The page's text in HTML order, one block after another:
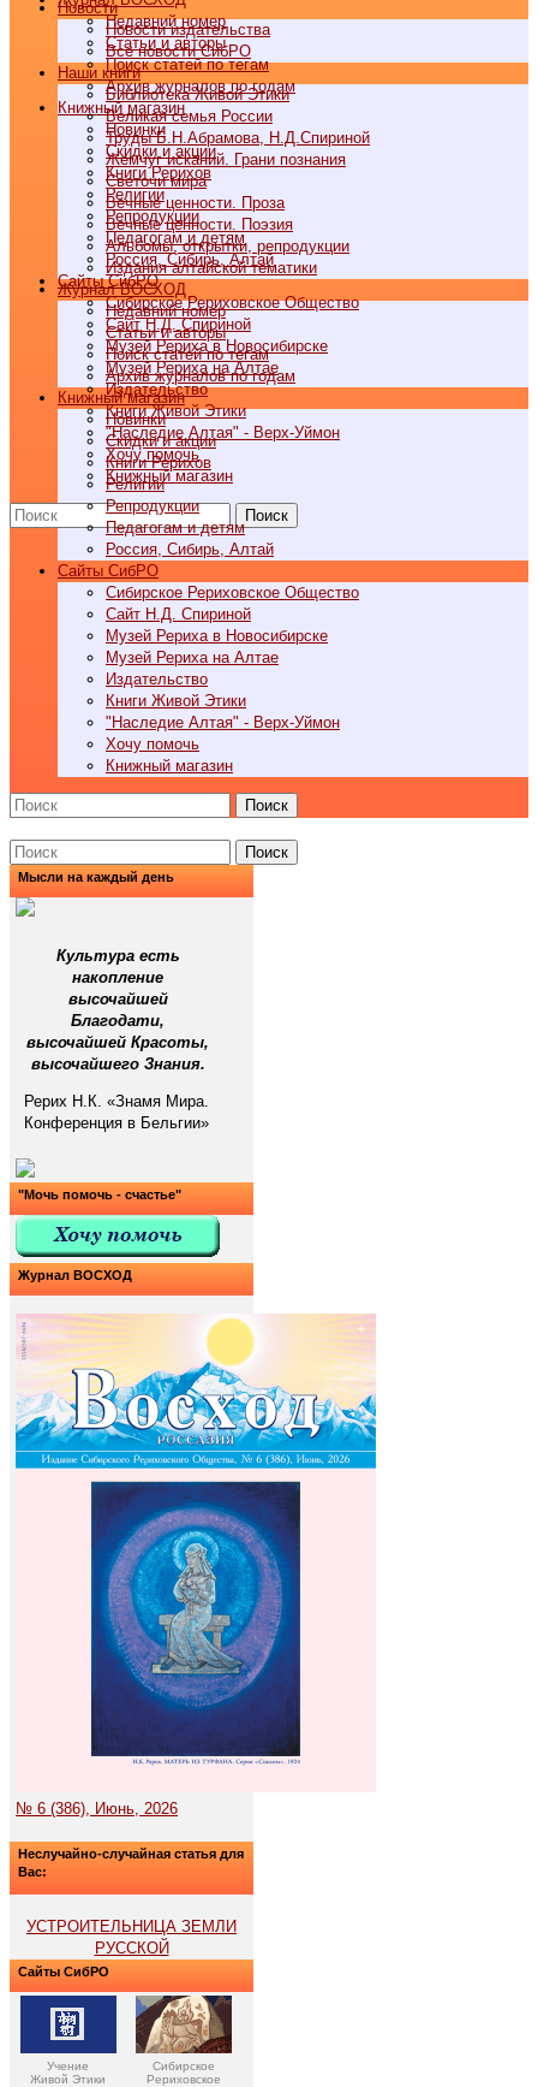
Недавний номер
Статьи и авторы
Поиск статей по тегам
Архив журналов по годам
Книжный магазин
Новинки
Скидки и акции
Книги Рерихов
Религии
Репродукции
Педагогам и детям
Россия, Сибирь, Алтай
Cайты СибРО
Сибирское Рериховское Общество
Сайт Н.Д. Спириной
Музей Рериха в Новосибирске
Музей Рериха на Алтае
Издательство
Книги Живой Этики
"Наследие Алтая" - Верх-Уймон
Хочу помочь
Книжный магазин
Поиск
Новости
Новости издательства
Все новости СибРО
Наши книги
Библиотека Живой Этики
Великая семья России
Труды Б.Н.Абрамова, Н.Д.Спириной
Жемчуг исканий. Грани познания
Светочи мира
Вечные ценности. Проза
Вечные ценности. Поэзия
Альбомы, открытки, репродукции
Издания алтайской тематики
Журнал ВОСХОД
Недавний номер
Статьи и авторы
Поиск статей по тегам
Архив журналов по годам
Книжный магазин
Новинки
Скидки и акции
Книги Рерихов
Религии
Репродукции
Педагогам и детям
Россия, Сибирь, Алтай
Cайты СибРО
Сибирское Рериховское Общество
Сайт Н.Д. Спириной
Музей Рериха в Новосибирске
Музей Рериха на Алтае
Издательство
Книги Живой Этики
"Наследие Алтая" - Верх-Уймон
Хочу помочь
Книжный магазин
Поиск
Поиск
Мысли на каждый день
Культура есть
накопление
высочайшей
Благодати,
высочайшей Красоты,
высочайшего Знания.
Рерих Н.К. «Знамя Мира.
Конференция в Бельгии»
"Мочь помочь - счастье"
Журнал ВОСХОД
№ 6 (386), Июнь, 2026
Неслучайно-случайная статья для
Вас:
УСТРОИТЕЛЬНИЦА ЗЕМЛИ
РУССКОЙ
Сайты СибРО
Учение
Живой Этики
Сибирское
Рериховское